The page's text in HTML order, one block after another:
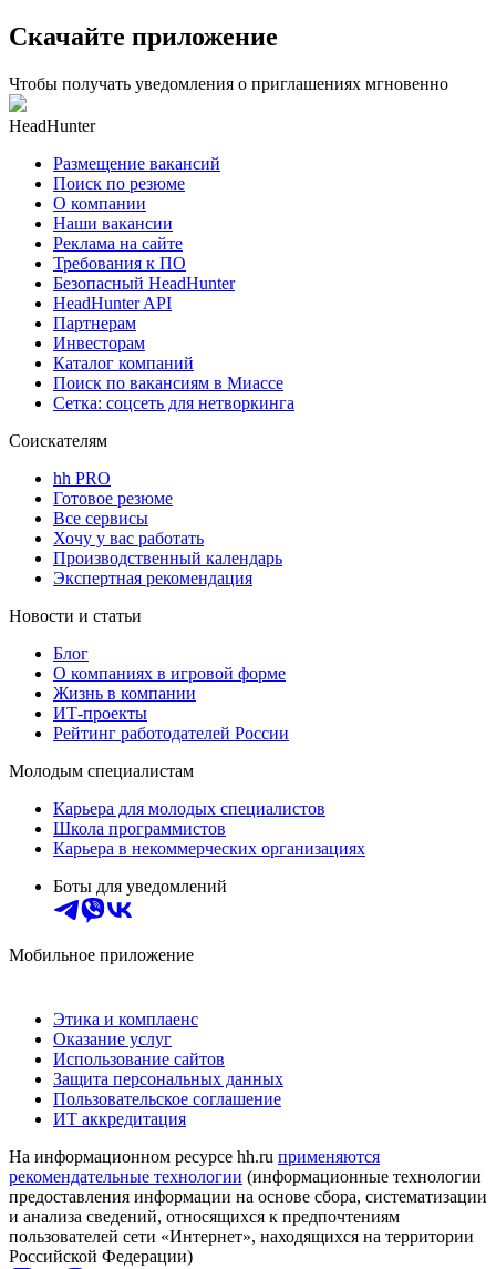
Скачайте приложение
Чтобы получать уведомления о приглашениях мгновенно
HeadHunter
Размещение вакансий
Поиск по резюме
О компании
Наши вакансии
Реклама на сайте
Требования к ПО
Безопасный HeadHunter
HeadHunter API
Партнерам
Инвесторам
Каталог компаний
Поиск по вакансиям в Миассе
Сетка: соцсеть для нетворкинга
Соискателям
hh PRO
Готовое резюме
Все сервисы
Хочу у вас работать
Производственный календарь
Экспертная рекомендация
Новости и статьи
Блог
О компаниях в игровой форме
Жизнь в компании
ИТ-проекты
Рейтинг работодателей России
Молодым специалистам
Карьера для молодых специалистов
Школа программистов
Карьера в некоммерческих организациях
Боты для уведомлений
Мобильное приложение
Этика и комплаенс
Оказание услуг
Использование сайтов
Защита персональных данных
Пользовательское соглашение
ИТ аккредитация
На информационном ресурсе hh.ru применяются
рекомендательные технологии (информационные технологии
предоставления информации на основе сбора, систематизации
и анализа сведений, относящихся к предпочтениям
пользователей сети «Интернет», находящихся на территории
Российской Федерации)